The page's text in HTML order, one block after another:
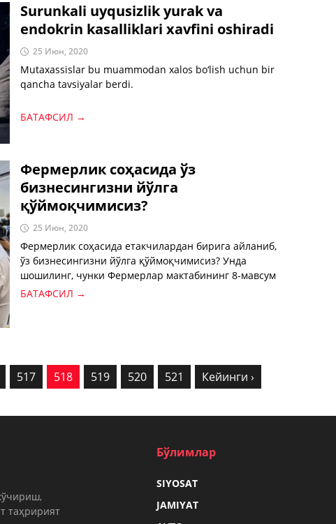
Surunkali uyqusizlik yurak va
endokrin kasalliklari xavfini oshiradi
25 Июн, 2020
Mutaxassislar bu muammodan xalos bo‘lish uchun bir
qancha tavsiyalar berdi.
БАТАФСИЛ →
Фермерлик соҳасида ўз
бизнесингизни йўлга
қўймоқчимисиз?
25 Июн, 2020
Фермерлик соҳасида етакчилардан бирига айланиб,
ўз бизнесингизни йўлга қўймоқчимисиз? Унда
шошилинг, чунки Фермерлар мактабининг 8-мавсум
ўқув курсларига қабул тугашига оз қолди!
БАТАФСИЛ →
517 518 519 520 521 Кейинги ›
таҳририят
Бўлимлар
SIYOSAT
JAMIYAT